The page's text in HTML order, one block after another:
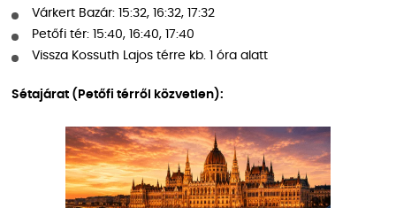
Várkert Bazár: 15:32, 16:32, 17:32
Petőfi tér: 15:40, 16:40, 17:40
Vissza Kossuth Lajos térre kb. 1 óra alatt
Sétajárat (Petőfi térről közvetlen):